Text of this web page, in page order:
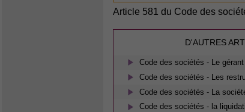
Article 581 du Code des
D'AUTRES
Code des sociétés - Le gérant
Code des sociétés - Les
Code des sociétés - La
Code des sociétés - la